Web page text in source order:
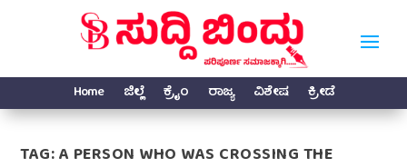
Home ಜಿಲ್ಲೆ ಕ್ರೈಂ ರಾಜ್ಯ ವಿಶೇಷ ಕ್ರೀಡೆ
TAG:A PERSON WHO WAS CROSSING THE